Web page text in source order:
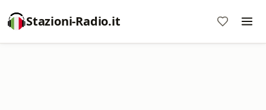
Stazioni-Radio.it